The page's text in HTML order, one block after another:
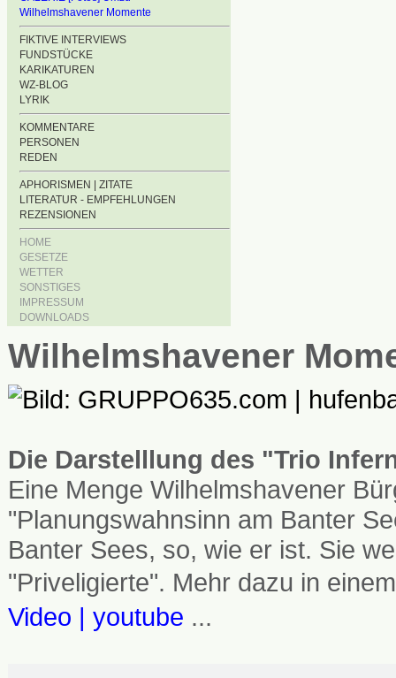
Wilhelmshavener Momente
FIKTIVE INTERVIEWS
FUNDSTÜCKE
KARIKATUREN
WZ-BLOG
LYRIK
KOMMENTARE
PERSONEN
REDEN
APHORISMEN | ZITATE
LITERATUR - EMPFEHLUNGEN
REZENSIONEN
HOME
GESETZE
WETTER
SONSTIGES
IMPRESSUM
DOWNLOADS
Wilhelmshavener
Die Darstelllung des "Trio
Eine Menge Wilhelmshavener
"Planungswahnsinn am Banter
Banter Sees, so, wie er ist. Sie
"Priveligierte". Mehr dazu in
Video | youtube ...